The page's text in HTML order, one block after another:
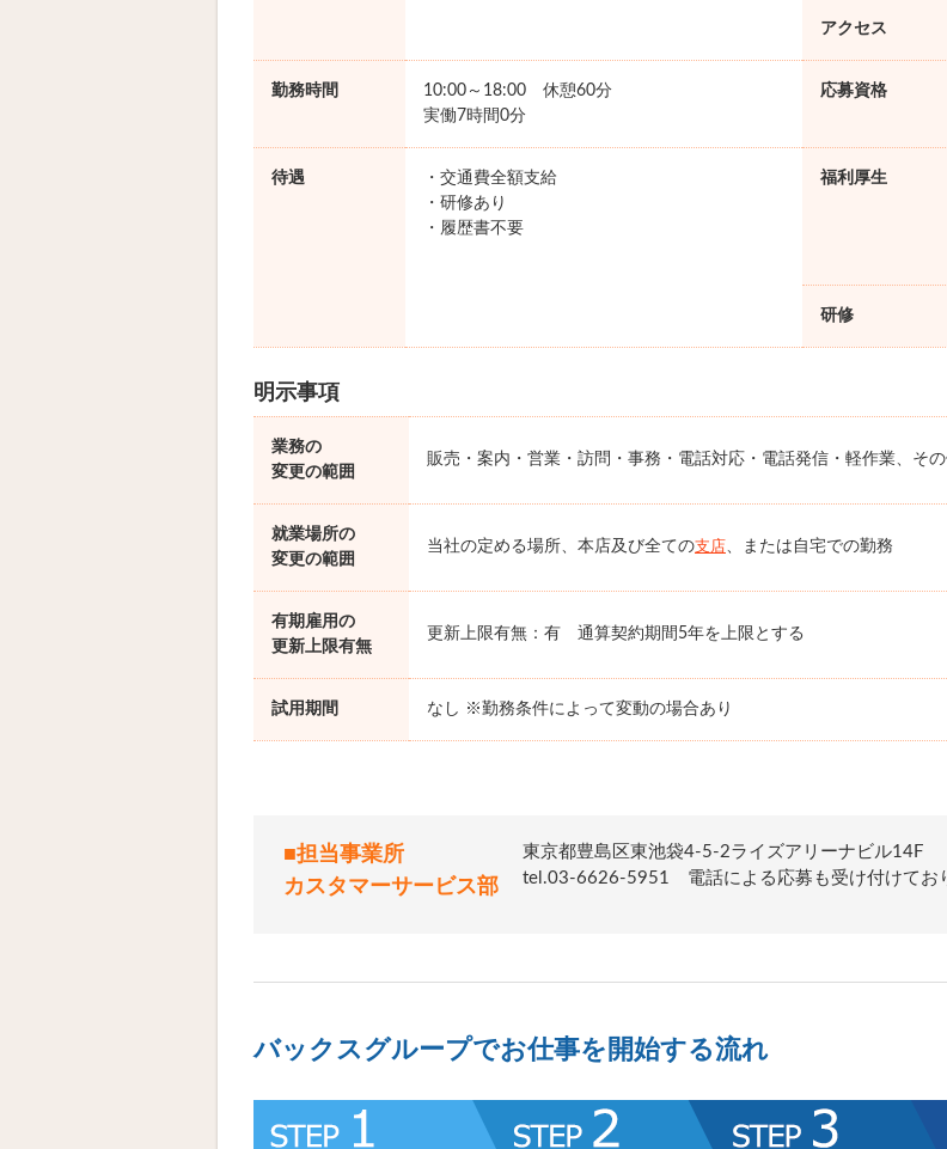
アクセス
勤務時間
10:00～18:00 休憩60分
実働7時間0分
応募資格
待遇
・交通費全額支給
・研修あり
・履歴書不要
福利厚生
研修
明示事項
業務の
変更の範囲
販売・案内・営業・訪問・事務・電話対応・電話発信・軽作業、そ
就業場所の
変更の範囲
当社の定める場所、本店及び全ての支店、または自宅での勤務
有期雇用の
更新上限有無
更新上限有無：有 通算契約期間5年を上限とする
試用期間 なし ※勤務条件によって変動の場合あり
■担当事業所
カスタマーサービス部
東京都豊島区東池袋4-5-2ライズアリーナビル14F
tel.03-6626-5951 電話による応募も受け付けてお
バックスグループでお仕事を開始する流れ